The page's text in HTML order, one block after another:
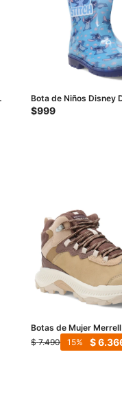
Bota de Niños Disney
Stitch - Azul
$999
Botas de Mujer
Strike 2 Ltr Mid Wp -
$ 7.490 $
15